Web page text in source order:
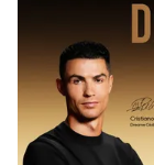
VTV Money
VTV Sức khoẻ